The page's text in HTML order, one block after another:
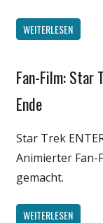
WEITERLESEN
Unterhaltung
Webfundstück
Fan-Film: Star
Ende
Star Trek
Animierter Fan-
gemacht.
WEITERLESEN